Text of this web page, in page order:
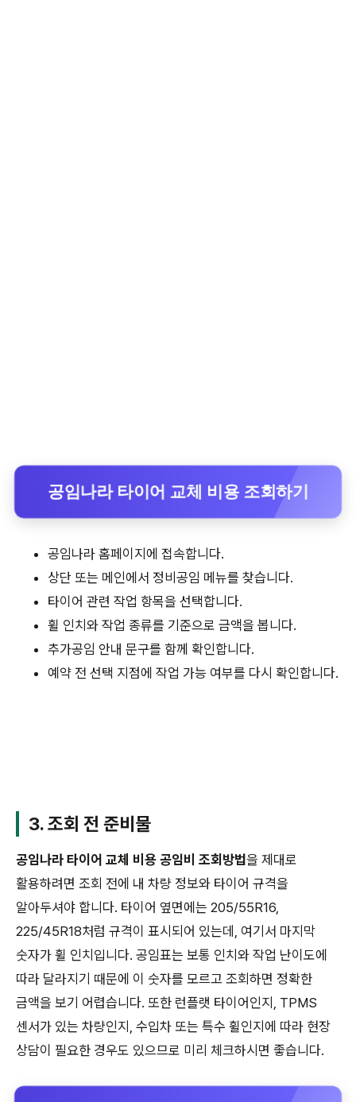
공임나라 타이어 교체 비용 조회하기
공임나라 홈페이지에 접속합니다.
상단 또는 메인에서 정비공임 메뉴를 찾습니다.
타이어 관련 작업 항목을 선택합니다.
휠 인치와 작업 종류를 기준으로 금액을 봅니다.
추가공임 안내 문구를 함께 확인합니다.
예약 전 선택 지점에 작업 가능 여부를 다시 확인합니다.
3. 조회 전 준비물
공임나라 타이어 교체 비용 공임비 조회방법을 제대로
활용하려면 조회 전에 내 차량 정보와 타이어 규격을
알아두셔야 합니다. 타이어 옆면에는 205/55R16,
225/45R18처럼 규격이 표시되어 있는데, 여기서 마지막
숫자가 휠 인치입니다. 공임표는 보통 인치와 작업 난이도에
따라 달라지기 때문에 이 숫자를 모르고 조회하면 정확한
금액을 보기 어렵습니다. 또한 런플랫 타이어인지, TPMS
센서가 있는 차량인지, 수입차 또는 특수 휠인지에 따라 현장
상담이 필요한 경우도 있으므로 미리 체크하시면 좋습니다.